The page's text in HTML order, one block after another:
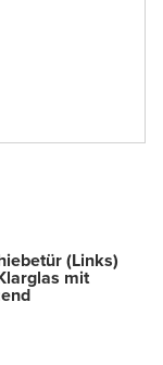
(Links)
mit